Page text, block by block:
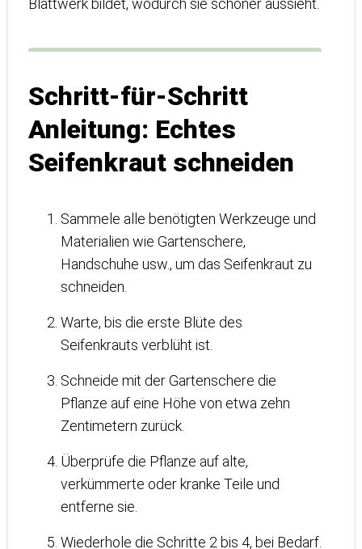
Blattwerk bildet, wodurch sie schöner aussieht.
Schritt-für-Schritt
Anleitung: Echtes
Seifenkraut schneiden
Sammele alle benötigten Werkzeuge und
Materialien wie Gartenschere,
Handschuhe usw., um das Seifenkraut zu
schneiden.
Warte, bis die erste Blüte des
Seifenkrauts verblüht ist.
Schneide mit der Gartenschere die
Pflanze auf eine Höhe von etwa zehn
Zentimetern zurück.
Überprüfe die Pflanze auf alte,
verkümmerte oder kranke Teile und
entferne sie.
Wiederhole die Schritte 2 bis 4, bei Bedarf.